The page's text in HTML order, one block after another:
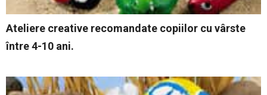
Ateliere creative recomandate copiilor cu vârste
între 4-10 ani.